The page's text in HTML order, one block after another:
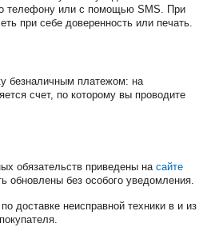
телефону или с помощью SMS. При
при себе доверенность или печать.
безналичным платежом: на
счет, по которому вы проводите
обязательств приведены на сайте
обновлены без особого уведомления.
доставке неисправной техники в и из